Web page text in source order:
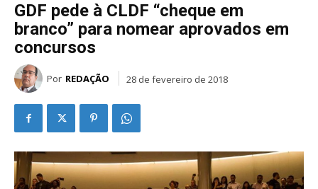
GDF pede à CLDF “cheque em
branco” para nomear aprovados em
concursos
Por REDAÇÃO 28 de fevereiro de 2018